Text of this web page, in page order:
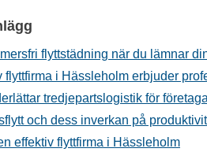
flyttstädning när du lämnar
flyttfirma i Hässleholm erbjuder
tredjepartslogistik för
och dess inverkan på
effektiv flyttfirma i Hässleholm